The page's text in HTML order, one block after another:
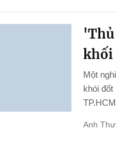
'Thủ
khối
Một
khói
Anh Thư